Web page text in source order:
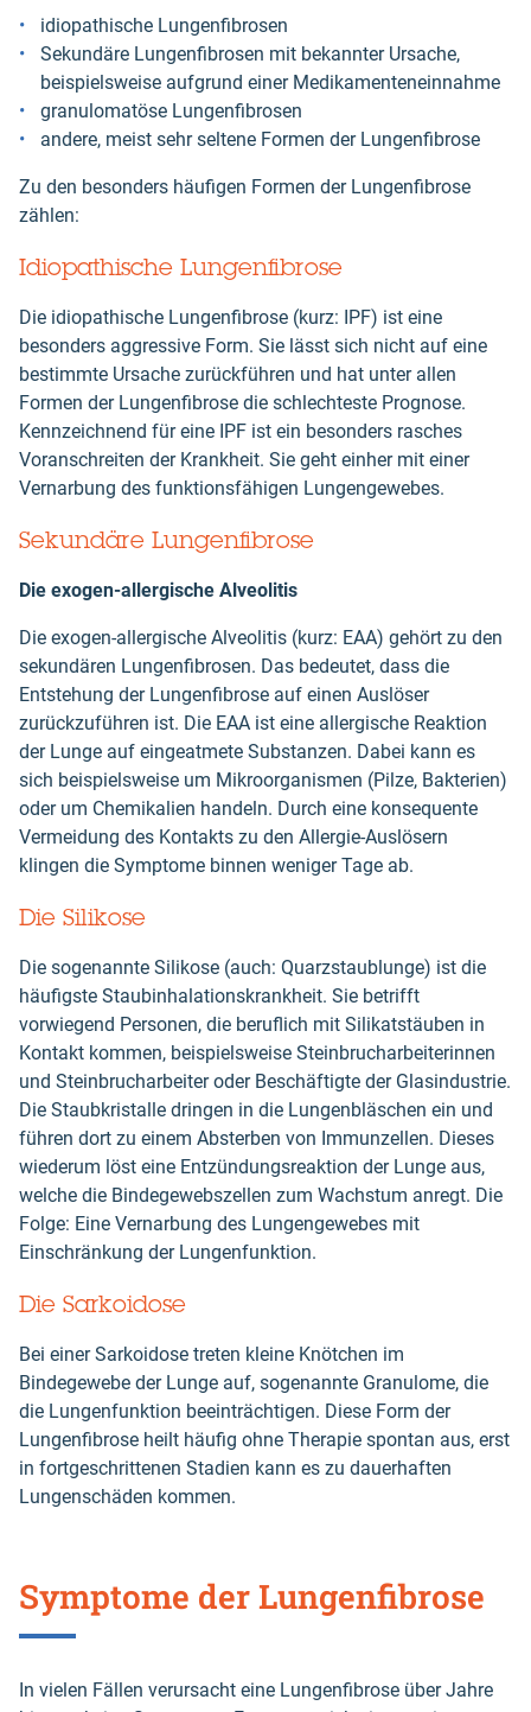
idiopathische Lungenfibrosen
Sekundäre Lungenfibrosen mit bekannter Ursache,
beispielsweise aufgrund einer Medikamenteneinnahme
granulomatöse Lungenfibrosen
andere, meist sehr seltene Formen der Lungenfibrose
Zu den besonders häufigen Formen der Lungenfibrose
zählen:
Idiopathische Lungenfibrose
Die idiopathische Lungenfibrose (kurz: IPF) ist eine
besonders aggressive Form. Sie lässt sich nicht auf eine
bestimmte Ursache zurückführen und hat unter allen
Formen der Lungenfibrose die schlechteste Prognose.
Kennzeichnend für eine IPF ist ein besonders rasches
Voranschreiten der Krankheit. Sie geht einher mit einer
Vernarbung des funktionsfähigen Lungengewebes.
Sekundäre Lungenfibrose
Die exogen-allergische Alveolitis
Die exogen-allergische Alveolitis (kurz: EAA) gehört zu den
sekundären Lungenfibrosen. Das bedeutet, dass die
Entstehung der Lungenfibrose auf einen Auslöser
zurückzuführen ist. Die EAA ist eine allergische Reaktion
der Lunge auf eingeatmete Substanzen. Dabei kann es
sich beispielsweise um Mikroorganismen (Pilze, Bakterien)
oder um Chemikalien handeln. Durch eine konsequente
Vermeidung des Kontakts zu den Allergie-Auslösern
klingen die Symptome binnen weniger Tage ab.
Die Silikose
Die sogenannte Silikose (auch: Quarzstaublunge) ist die
häufigste Staubinhalationskrankheit. Sie betrifft
vorwiegend Personen, die beruflich mit Silikatstäuben in
Kontakt kommen, beispielsweise Steinbrucharbeiterinnen
und Steinbrucharbeiter oder Beschäftigte der Glasindustrie.
Die Staubkristalle dringen in die Lungenbläschen ein und
führen dort zu einem Absterben von Immunzellen. Dieses
wiederum löst eine Entzündungsreaktion der Lunge aus,
welche die Bindegewebszellen zum Wachstum anregt. Die
Folge: Eine Vernarbung des Lungengewebes mit
Einschränkung der Lungenfunktion.
Die Sarkoidose
Bei einer Sarkoidose treten kleine Knötchen im
Bindegewebe der Lunge auf, sogenannte Granulome, die
die Lungenfunktion beeinträchtigen. Diese Form der
Lungenfibrose heilt häufig ohne Therapie spontan aus, erst
in fortgeschrittenen Stadien kann es zu dauerhaften
Lungenschäden kommen.
Symptome der Lungenfibrose
In vielen Fällen verursacht eine Lungenfibrose über Jahre